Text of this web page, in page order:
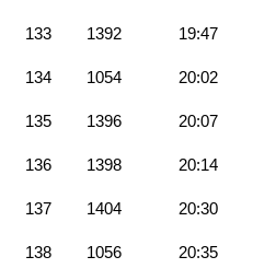
133 1392 19:47
134 1054 20:02
135 1396 20:07
136 1398 20:14
137 1404 20:30
138 1056 20:35